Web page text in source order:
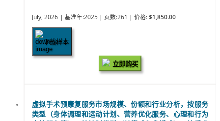
July, 2026 | 基准年:2025 | 页数:261 | 价格: $1,850.00
下载样本
立即购买
虚拟手术预康复服务市场规模、份额和行业分析，按服务
类型（身体调理和运动计划、营养优化服务、心理和行为